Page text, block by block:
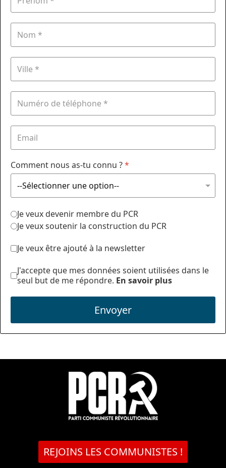
Comment nous as-tu connu ?*
Je veux devenir membre du PCR
Je veux soutenir la construction du PCR
Je veux être ajouté à la newsletter
J'accepte que mes données soient utilisées dans le
seul but de me répondre. En savoir plus
Envoyer
REJOINS LES COMMUNISTES !